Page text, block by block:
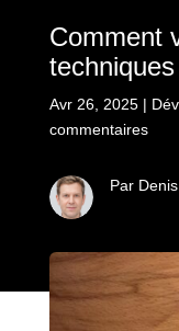
Comment
Avr 26, 2025|
commentaires
Par